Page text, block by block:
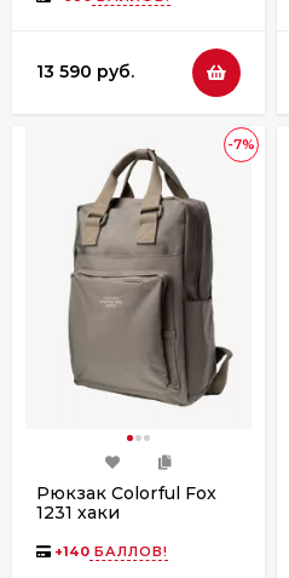
13 590 руб.
-7%
Рюкзак Colorful Fox
1231 хаки
+140 БАЛЛОВ!